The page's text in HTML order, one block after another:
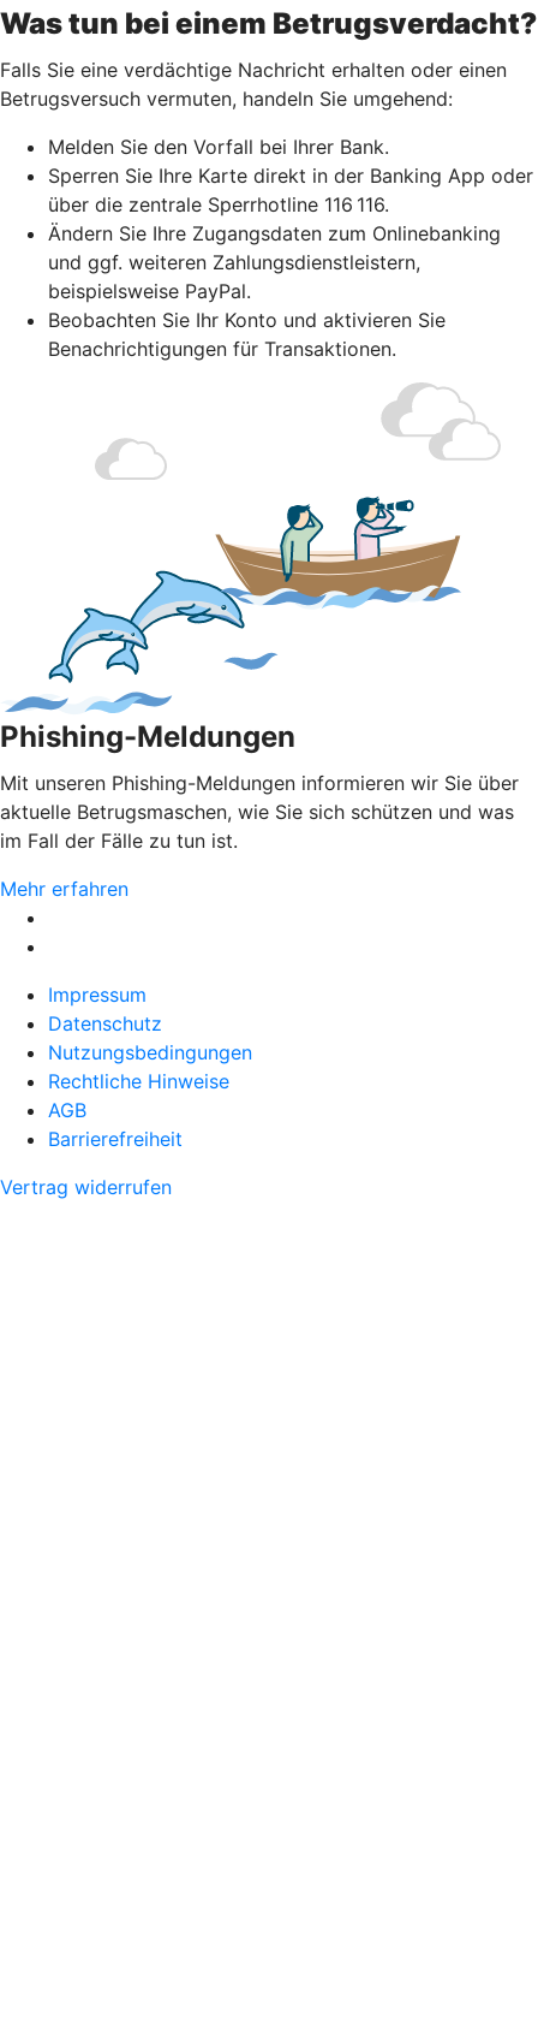
Was tun bei einem Betrugsverdacht?
Falls Sie eine verdächtige Nachricht erhalten oder einen
Betrugsversuch vermuten, handeln Sie umgehend:
Melden Sie den Vorfall bei Ihrer Bank.
Sperren Sie Ihre Karte direkt in der Banking App oder
über die zentrale Sperrhotline 116 116.
Ändern Sie Ihre Zugangsdaten zum Onlinebanking
und ggf. weiteren Zahlungsdienstleistern,
beispielsweise PayPal.
Beobachten Sie Ihr Konto und aktivieren Sie
Benachrichtigungen für Transaktionen.
Phishing-Meldungen
Mit unseren Phishing-Meldungen informieren wir Sie über
aktuelle Betrugsmaschen, wie Sie sich schützen und was
im Fall der Fälle zu tun ist.
Mehr erfahren
Impressum
Datenschutz
Nutzungsbedingungen
Rechtliche Hinweise
AGB
Barrierefreiheit
Vertrag widerrufen